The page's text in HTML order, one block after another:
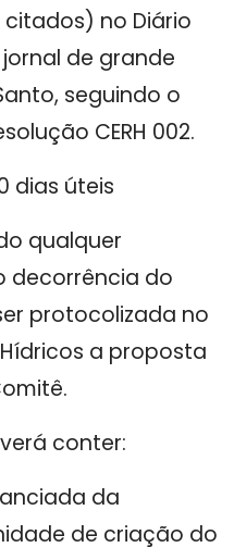
no Diário
de grande
seguindo o
CERH 002.
dias úteis
qualquer
decorrência do
protocolizada no
a proposta
conter:
da
de criação do